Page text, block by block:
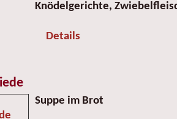
Knödelgerichte,
Details
Suppe im Brot